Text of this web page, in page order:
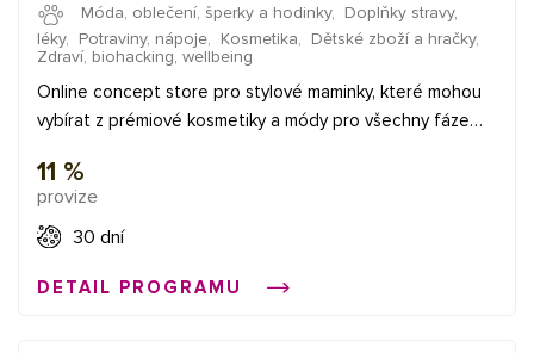
Móda, oblečení, šperky a hodinky, Doplňky stravy,
léky, Potraviny, nápoje, Kosmetika, Dětské zboží a hračky,
Zdraví, biohacking, wellbeing
Online concept store pro stylové maminky, které mohou
vybírat z prémiové kosmetiky a módy pro všechny fáze
Blossom, Kokoso Baby, Tajinebanane, LIP Intimate Care,
NuRoo, Lola&Lykke pro Českou a Slovenskou republiku. ✅
provize 10,5 % ✅ konverzní poměr 3% ✅ průměrná provize
Affial.com. Pomůžeme Vám získat Vaše první konverze a
11 %
provize
30 dní
DETAIL PROGRAMU